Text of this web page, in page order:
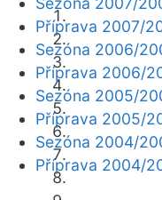
Příprava 2007/
Sezóna 2006/
Příprava 2006/
Sezóna 2005/
Příprava 2005/
Sezóna 2004/
Příprava 2004/